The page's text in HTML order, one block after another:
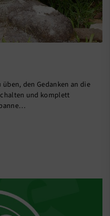
den Gedanken an die
und komplett